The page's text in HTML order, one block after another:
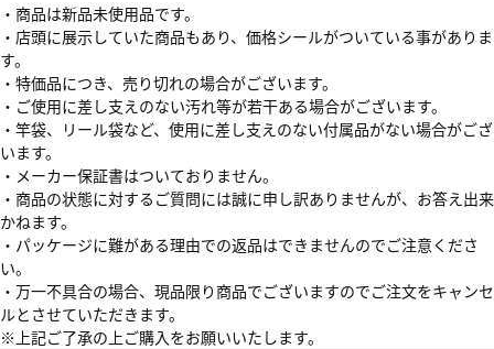
・商品は新品未使用品です。
・店頭に展示していた商品もあり、価格シールがついている事がありま
す。
・特価品につき、売り切れの場合がございます。
・ご使用に差し支えのない汚れ等が若干ある場合がございます。
・竿袋、リール袋など、使用に差し支えのない付属品がない場合がござ
います。
・メーカー保証書はついておりません。
・商品の状態に対するご質問には誠に申し訳ありませんが、お答え出来
かねます。
・パッケージに難がある理由での返品はできませんのでご注意くださ
い。
・万一不具合の場合、現品限り商品でございますのでご注文をキャンセ
ルとさせていただきます。
※上記ご了承の上ご購入をお願いいたします。